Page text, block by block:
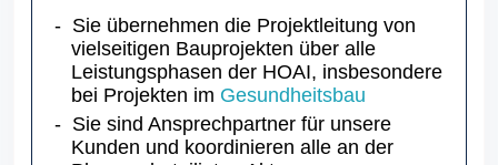
Sie übernehmen die Projektleitung von
vielseitigen Bauprojekten über alle
Leistungsphasen der HOAI, insbesondere
bei Projekten im Gesundheitsbau
Sie sind Ansprechpartner für unsere
Kunden und koordinieren alle an der